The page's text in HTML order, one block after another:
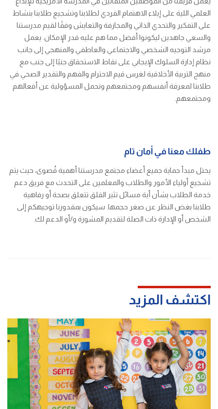
العلمي اللية على إيلاء الاهتمام الفردي لطلابنا وتشجيع طلابنا بنشاط
على التفكير والتحدي الذاتي والمجازفة والتعايش وفقًا لقيم مدرستنا
والسعي جاهدين ليكونوا أفضل مما هم عليه قدر الإمكان. يعمل
مرشد التوجيه الشخصي والاجتماعي والعاطفي والمنهجي إلى جانب
نظام إدارة السلوك الإيجابي على نقاط الاستحقاق جنبًا إلى جنب مع
منهج التربية الأخلاقية لغرس قيم الاحترام والفهم والتقدير الصحي في
طلابنا لمعرفة أنفسهم ومجتمعهم وتحمل المسؤولية عن أفعالهم
ومجتمعهم.
طفلك معنا في أمان تام
يحتل مبدأ حماية جميع أعضاء مجتمع مدرستنا أهمية قُصوى، حيث يتم
تشجيع أولياء الأمور والطلاب والمعلمين على التحدث مع فريق دعم
خدمة الطلاب بشأن أية مسائل تثير القلق تتعلق بصحة أو رفاهية
طلابنا بغض النظر عن صغر حجمها. سيكون بمقدورنا توجيهكم إلى
الشخص أو الإدارة ذات الصلة لتقديم المشورة و/أو الدعم لك.
اكتشف المزيد